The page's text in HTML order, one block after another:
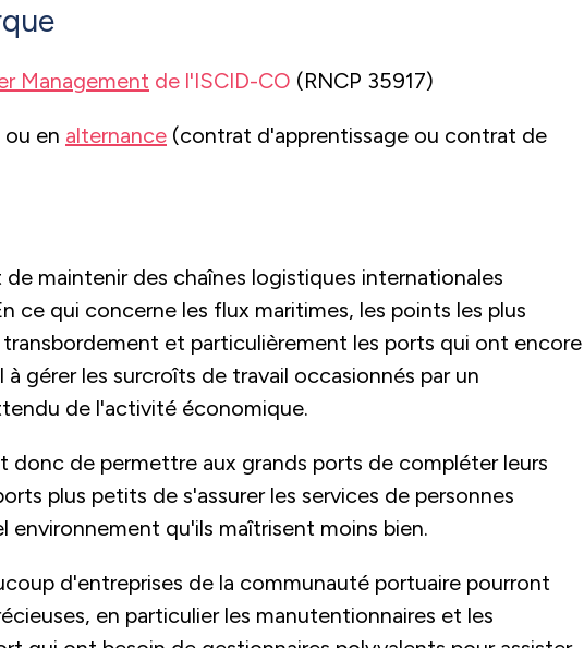
Management de l'ISCID-CO (RNCP 35917)
ou en alternance (contrat d'apprentissage ou contrat de
maintenir des chaînes logistiques internationales
ce qui concerne les flux maritimes, les points les plus
et particulièrement les ports qui ont encore
gérer les surcroîts de travail occasionnés par un
de l'activité économique.
de permettre aux grands ports de compléter leurs
plus petits de s'assurer les services de personnes
environnement qu'ils maîtrisent moins bien.
d'entreprises de la communauté portuaire pourront
en particulier les manutentionnaires et les